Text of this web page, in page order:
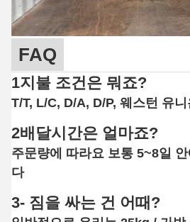
FAQ
1지불 조건은 뭐죠?
T/T, L/C, D/A, D/P, 웨스턴 유
2배달시간은 얼마죠?
주문량에 따라요 보통 5~8일
다
3- 짐을 싸는 건 어때?